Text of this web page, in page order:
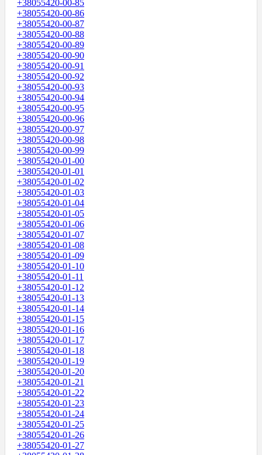
+38055420-00-85
+38055420-00-86
+38055420-00-87
+38055420-00-88
+38055420-00-89
+38055420-00-90
+38055420-00-91
+38055420-00-92
+38055420-00-93
+38055420-00-94
+38055420-00-95
+38055420-00-96
+38055420-00-97
+38055420-00-98
+38055420-00-99
+38055420-01-00
+38055420-01-01
+38055420-01-02
+38055420-01-03
+38055420-01-04
+38055420-01-05
+38055420-01-06
+38055420-01-07
+38055420-01-08
+38055420-01-09
+38055420-01-10
+38055420-01-11
+38055420-01-12
+38055420-01-13
+38055420-01-14
+38055420-01-15
+38055420-01-16
+38055420-01-17
+38055420-01-18
+38055420-01-19
+38055420-01-20
+38055420-01-21
+38055420-01-22
+38055420-01-23
+38055420-01-24
+38055420-01-25
+38055420-01-26
+38055420-01-27